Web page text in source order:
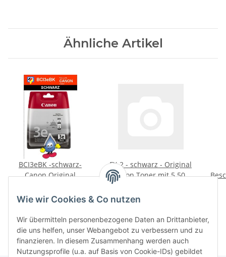
Ähnliche Artikel
BCI3eBK -schwarz-
Canon Original
27ml Inhalt -4479A002-
FX-2 - schwarz - Original
Canon Toner mit 5.500
nach Iso
Wie wir Cookies & Co nutzen
Wir übermitteln personenbezogene Daten an Drittanbieter,
die uns helfen, unser Webangebot zu verbessern und zu
finanzieren. In diesem Zusammenhang werden auch
Nutzungsprofile (u.a. auf Basis von Cookie-IDs) gebildet